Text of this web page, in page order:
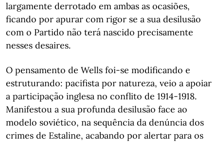
largamente derrotado em ambas as ocasiões,
ficando por apurar com rigor se a sua desilusão
com o Partido não terá nascido precisamente
nesses desaires.
O pensamento de Wells foi-se modificando e
estruturando: pacifista por natureza, veio a apoiar
a participação inglesa no conflito de 1914-1918.
Manifestou a sua profunda desilusão face ao
modelo soviético, na sequência da denúncia dos
crimes de Estaline, acabando por alertar para os